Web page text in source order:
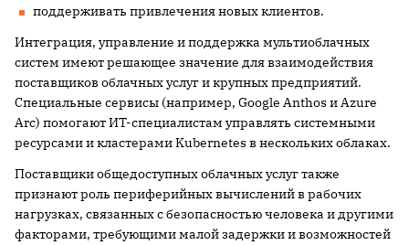
поддерживать привлечения новых клиентов.
Интеграция, управление и поддержка мультиоблачных
систем имеют решающее значение для взаимодействия
поставщиков облачных услуг и крупных предприятий.
Специальные сервисы (например, Google Anthos и Azure
Arc) помогают ИТ-специалистам управлять системными
ресурсами и кластерами Kubernetes в нескольких облаках.
Поставщики общедоступных облачных услуг также
признают роль периферийных вычислений в рабочих
нагрузках, связанных с безопасностью человека и другими
факторами, требующими малой задержки и возможностей